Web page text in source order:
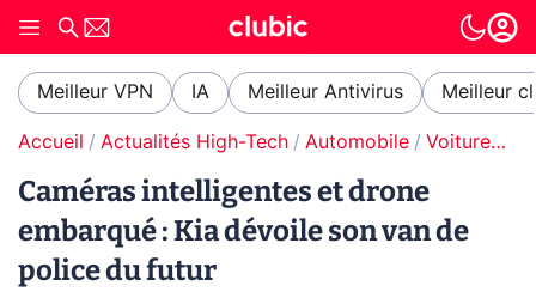
Meilleur VPN IA Meilleur Antivirus Meilleur
Accueil Actualités High-Tech Automobile Voitures électriques
Caméras intelligentes et drone
embarqué : Kia dévoile son van de
police du futur